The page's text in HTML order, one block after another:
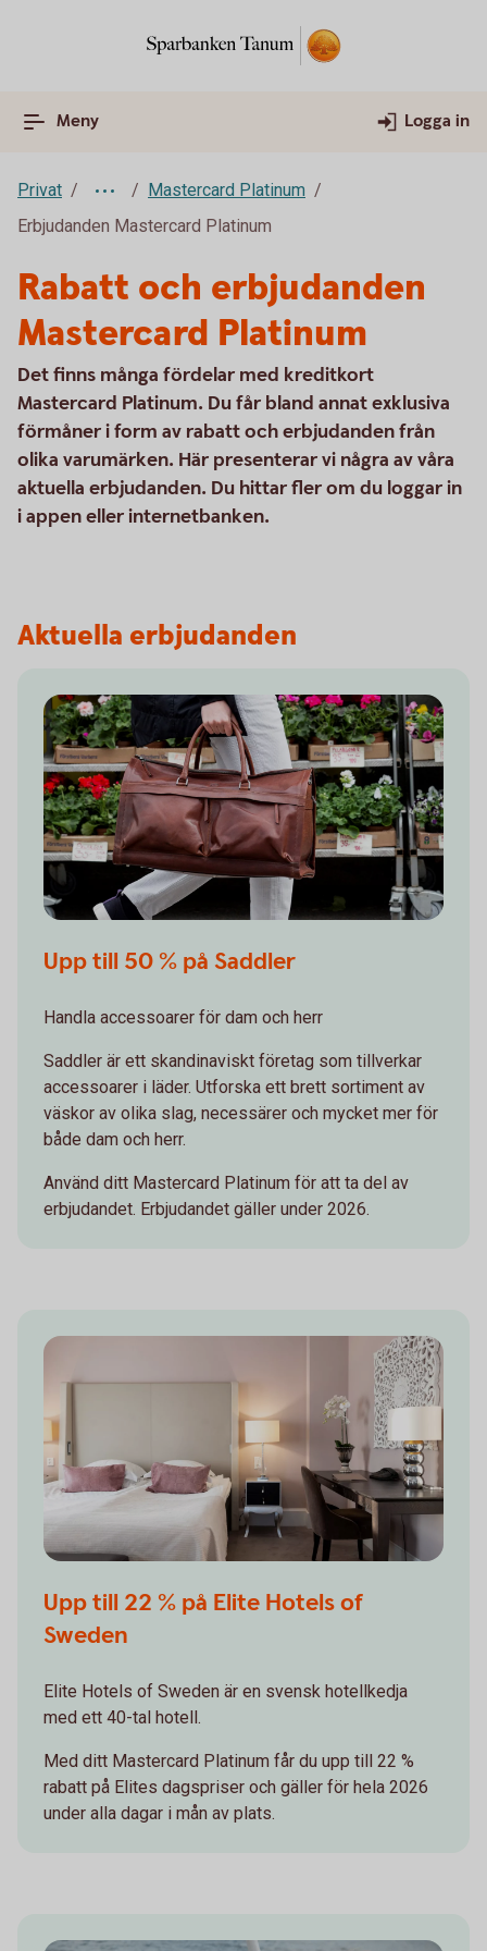
Meny Logga in
Privat
Mastercard Platinum
Erbjudanden Mastercard Platinum
Rabatt och erbjudanden
Mastercard Platinum
Det finns många fördelar med kreditkort
Mastercard Platinum. Du får bland annat exklusiva
förmåner i form av rabatt och erbjudanden från
olika varumärken. Här presenterar vi några av våra
aktuella erbjudanden. Du hittar fler om du loggar in
i appen eller internetbanken.
Aktuella erbjudanden
Upp till 50 % på Saddler
Handla accessoarer för dam och herr
Saddler är ett skandinaviskt företag som tillverkar
accessoarer i läder. Utforska ett brett sortiment av
väskor av olika slag, necessärer och mycket mer för
både dam och herr.
Använd ditt Mastercard Platinum för att ta del av
erbjudandet. Erbjudandet gäller under 2026.
Upp till 22 % på Elite Hotels of
Sweden
Elite Hotels of Sweden är en svensk hotellkedja
med ett 40-tal hotell.
Med ditt Mastercard Platinum får du upp till 22 %
rabatt på Elites dagspriser och gäller för hela 2026
under alla dagar i mån av plats.